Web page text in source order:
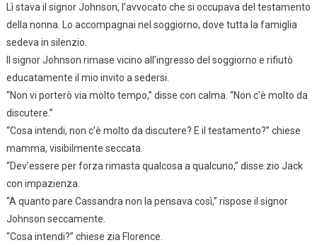
Lì stava il signor Johnson, l’avvocato che si occupava del testamento
della nonna. Lo accompagnai nel soggiorno, dove tutta la famiglia
sedeva in silenzio.
Il signor Johnson rimase vicino all’ingresso del soggiorno e rifiutò
educatamente il mio invito a sedersi.
“Non vi porterò via molto tempo,” disse con calma. “Non c’è molto da
discutere.”
“Cosa intendi, non c’è molto da discutere? E il testamento?” chiese
mamma, visibilmente seccata.
“Dev’essere per forza rimasta qualcosa a qualcuno,” disse zio Jack
con impazienza.
“A quanto pare Cassandra non la pensava così,” rispose il signor
Johnson seccamente.
“Cosa intendi?” chiese zia Florence.